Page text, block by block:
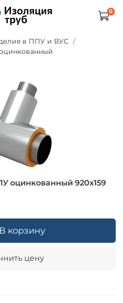
0
в ППУ и ВУС
оцинкованный 920х159
В корзину
цену